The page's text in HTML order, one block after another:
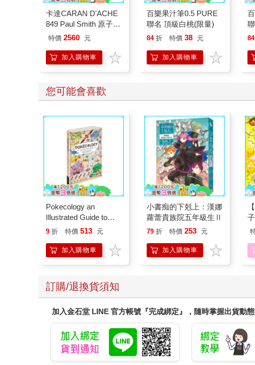
卡達CARAN D'ACHE
849 Paul Smith 原子筆
ED.5 條紋黑
特價 2560 元
加入購物車
百樂果汁筆0.5 PURE
聯名 頂級白桃(限量)
84 折 特價 38 元
加入購物車
84
您可能會喜歡
Pokecology an
Illustrated Guide to
Pokemon Ecology
Press)
9 折 特價 513 元
加入購物車
小書痴的下剋上：漢娜
蘿蕾貴族院五年級生Ⅱ
79 折 特價 253 元
加入購物車
子
訂購/退換貨須知
加入金石堂 LINE 官方帳號『完成綁定』，隨時掌握出貨動態